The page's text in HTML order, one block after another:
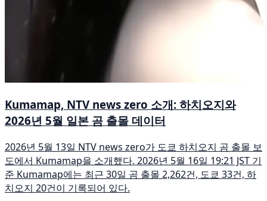
Kumamap, NTV news zero 소개: 하치오지와
2026년 5월 일본 곰 출몰 데이터
2026년 5월 13일 NTV news zero가 도쿄 하치오지 곰 출몰 보
도에서 Kumamap을 소개했다. 2026년 5월 16일 19:21 JST 기
준 Kumamap에는 최근 30일 곰 출몰 2,262건, 도쿄 33건, 하
치오지 20건이 기록되어 있다.